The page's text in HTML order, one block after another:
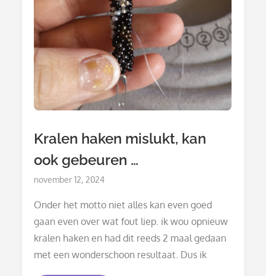
Kralen haken mislukt, kan
ook gebeuren …
Posted
november 12, 2024
Onder het motto niet alles kan even goed
gaan even over wat fout liep. ik wou opnieuw
kralen haken en had dit reeds 2 maal gedaan
met een wonderschoon resultaat. Dus ik